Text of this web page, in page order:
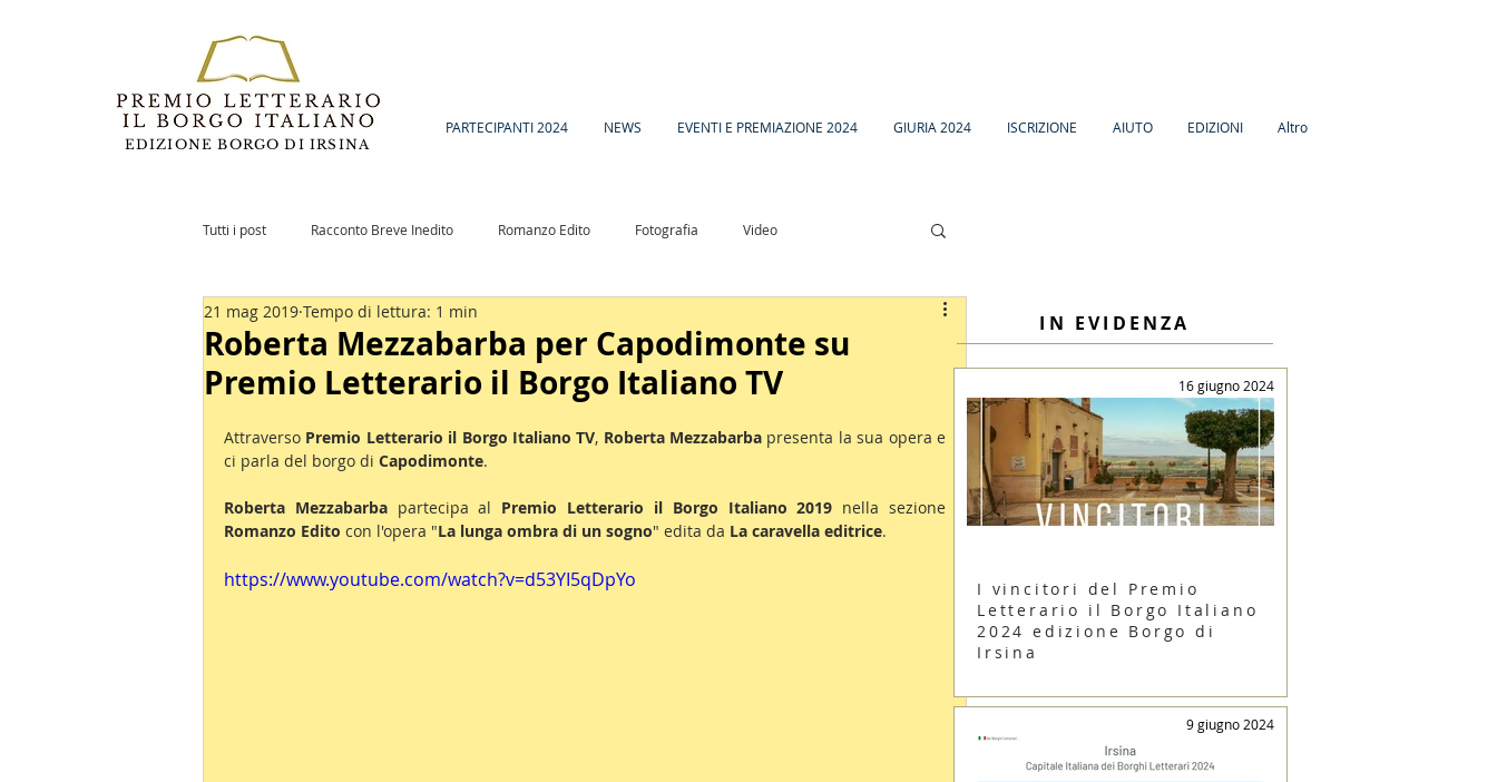
EDIZIONE BORGO DI IRSINA
PARTECIPANTI 2024 NEWS EVENTI E PREMIAZIONE 2024 GIURIA 2024 ISCRIZIONE AIUTO EDIZIONI Altro
Tutti i post Racconto Breve Inedito Romanzo Edito Fotografia Video
Romanzo Inedito Notizie
Roberta Mezzabarba per Capodimonte su
Premio Letterario il Borgo Italiano TV
21 mag 2019 Tempo di lettura: 1 min
Attraverso Premio Letterario il Borgo Italiano TV, Roberta Mezzabarba presenta la sua opera e
ci parla del borgo di Capodimonte.
Roberta Mezzabarba partecipa al Premio Letterario il Borgo Italiano 2019
Romanzo Edito con l'opera "La lunga ombra di un sogno" edita da La caravella editrice.
https://www.youtube.com/watch?v=d53YI5qDpYo
16 giugno 2024
I vincitori del Premio
Letterario il Borgo Italiano
2024 edizione Borgo di
Irsina
9 giugno 2024
IN EVIDENZA